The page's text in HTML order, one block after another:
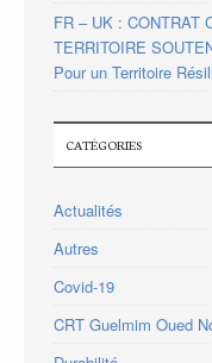
FR – UK : CONTRAT
TERRITOIRE
Pour un Territoire
CATÉGORIES
Actualités
Autres
Covid-19
CRT Guelmim Oued